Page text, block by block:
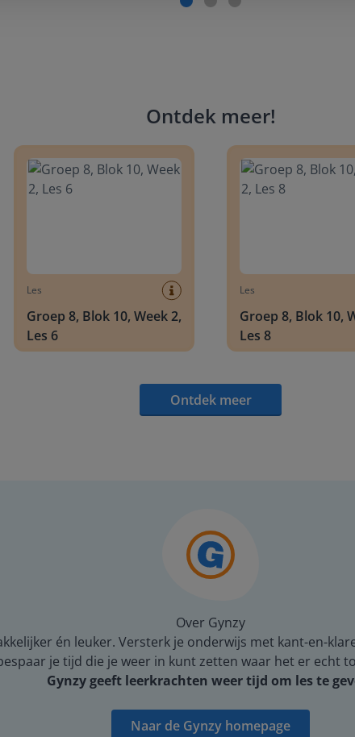
Ontdek meer!
Les
Groep 8, Blok 10, Week 2,
Les 6
Les
Groep 8, Blok 10,
Les 8
Ontdek meer
Over Gynzy
én leuker. Versterk je onderwijs met kant-en-
je tijd die je weer in kunt zetten waar het er echt
Gynzy geeft leerkrachten weer tijd om les te
Naar de Gynzy homepage